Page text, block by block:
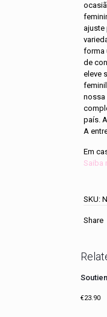
ajuste
forma
de
eleve
nossa
país.
A
Em
Saiba
SKU:
Share
€23.90